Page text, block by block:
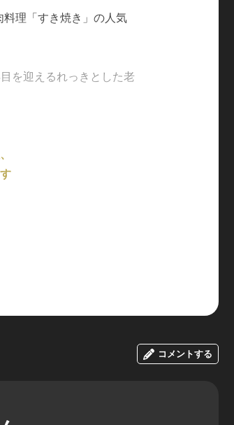
理「すき焼き」の人気
を迎えるれっきとした老
コメントする